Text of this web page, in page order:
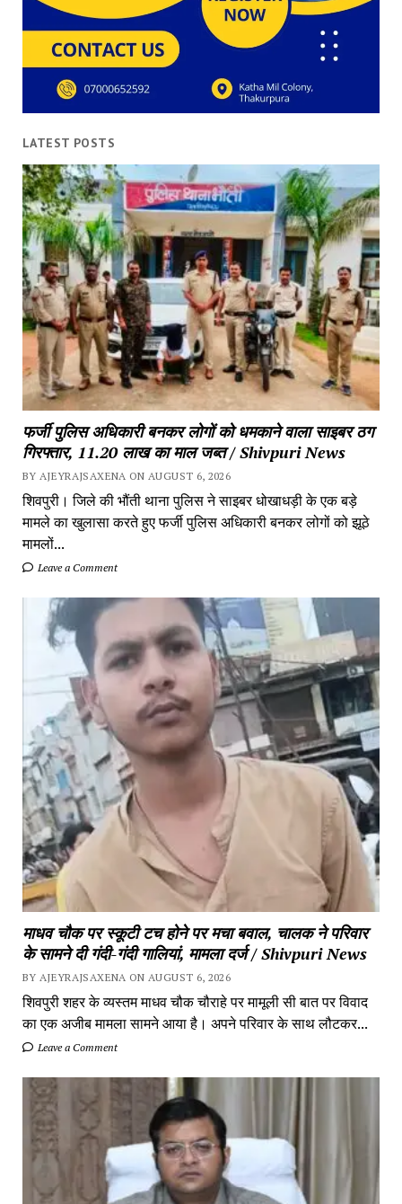
LATEST POSTS
फर्जी पुलिस अधिकारी बनकर लोगों को धमकाने वाला साइबर ठग
गिरफ्तार, 11.20 लाख का माल जब्त / Shivpuri News
BY AJEYRAJSAXENA ON AUGUST 6, 2026
शिवपुरी। जिले की भौंती थाना पुलिस ने साइबर धोखाधड़ी के एक बड़े
मामले का खुलासा करते हुए फर्जी पुलिस अधिकारी बनकर लोगों को झूठे
मामलों...
Leave a Comment
माधव चौक पर स्कूटी टच होने पर मचा बवाल, चालक ने परिवार
के सामने दी गंदी-गंदी गालियां, मामला दर्ज / Shivpuri News
BY AJEYRAJSAXENA ON AUGUST 6, 2026
शिवपुरी शहर के व्यस्तम माधव चौक चौराहे पर मामूली सी बात पर विवाद
का एक अजीब मामला सामने आया है। अपने परिवार के साथ लौटकर...
Leave a Comment